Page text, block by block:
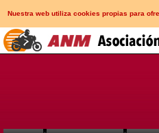
Nuestra web utiliza cookies propias para